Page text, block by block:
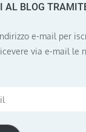
AL BLOG
e-mail per
via e-mail le